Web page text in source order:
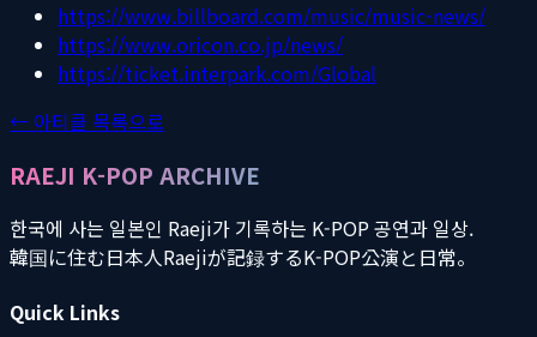
https://www.billboard.com/music/music-news/
https://www.oricon.co.jp/news/
https://ticket.interpark.com/Global
← 아티클 목록으로
RAEJI K-POP ARCHIVE
한국에 사는 일본인 Raeji가 기록하는 K-POP 공연과 일상.
韓国に住む日本人Raejiが記録するK-POP公演と日常。
Quick Links